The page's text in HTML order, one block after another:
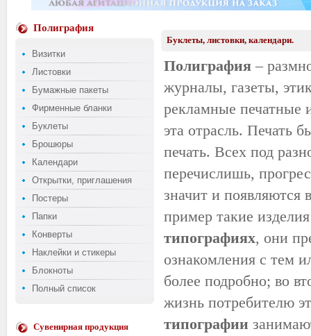
Полиграфия
Визитки
Листовки
Бумажные пакеты
Фирменные бланки
Буклеты
Брошюры
Календари
Открытки, приглашения
Постеры
Папки
Конверты
Наклейки и стикеры
Блокноты
Полный список
Сувенирная продукция
Буклеты, листовки, календари.
Полиграфия–
журналы, газеты,
рекламные печатные
эта отрасль. Печать
печать. Всех под
перечислишь,
значит и
пример такие
типографиях, они
ознакомления с тем
более подробно; во
жизнь потребителю
типографии